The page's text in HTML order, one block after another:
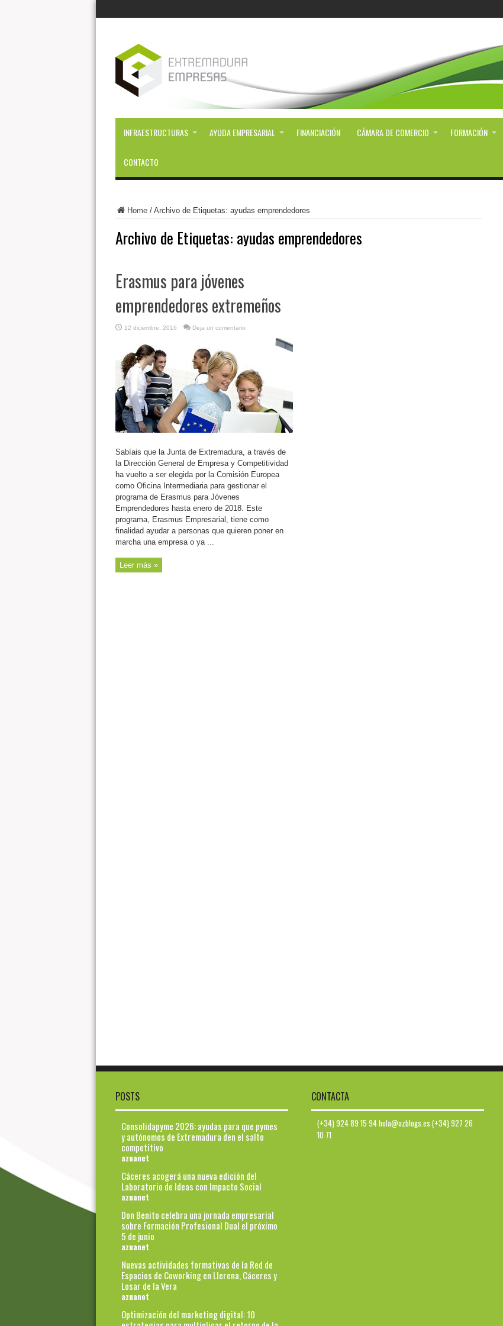
INFRAESTRUCTURAS AYUDA EMPRESARIAL FINANCIACIÓN CÁMARA DE COMERCIO FORMACIÓN
CONTACTO
Home/ Archivo de Etiquetas: ayudas emprendedores
Archivo de Etiquetas: ayudas emprendedores
Erasmus para jóvenes
emprendedores extremeños
12 diciembre, 2016 Deja un comentario
Sabíais que la Junta de Extremadura, a través de
la Dirección General de Empresa y Competitividad
ha vuelto a ser elegida por la Comisión Europea
como Oficina Intermediaria para gestionar el
programa de Erasmus para Jóvenes
Emprendedores hasta enero de 2018. Este
programa, Erasmus Empresarial, tiene como
finalidad ayudar a personas que quieren poner en
marcha una empresa o ya ...
Leer más »
POSTS
Consolidapyme 2026: ayudas para que pymes
y autónomos de Extremadura den el salto
competitivo
azuanet
Cáceres acogerá una nueva edición del
Laboratorio de Ideas con Impacto Social
azuanet
Don Benito celebra una jornada empresarial
sobre Formación Profesional Dual el próximo
5 de junio
azuanet
Nuevas actividades formativas de la Red de
Espacios de Coworking en Llerena, Cáceres y
Losar de la Vera
azuanet
Optimización del marketing digital: 10
CONTACTA
(+34) 924 89 15 94 hola@azblogs.es (+34) 927 26
10 71